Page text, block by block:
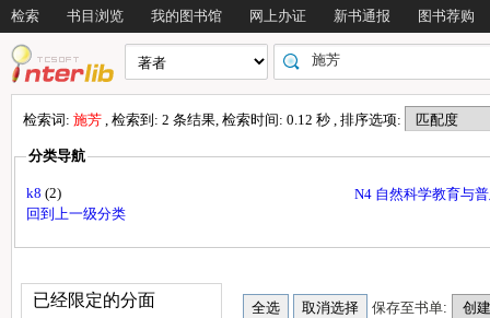
检索 书目浏览 我的图书馆 网上办证 新书通报 图书荐购
检索词: 施芳 , 检索到: 2 条结果, 检索时间: 0.12 秒 , 排序选项:
分类导航
k8 (2)
N4 自然科学教育与
回到上一级分类
已经限定的分面 保存至书单: